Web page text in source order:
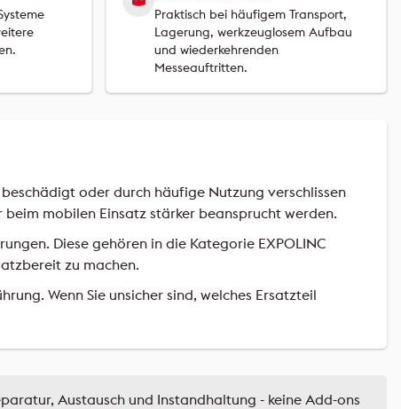
Praktisch bei häufigem Transport,
Lagerung, werkzeuglosem Aufbau
und wiederkehrenden
Messeauftritten.
oder durch häufige Nutzung verschlissen
mobilen Einsatz stärker beansprucht werden.
Diese gehören in die Kategorie EXPOLINC
zu machen.
Wenn Sie unsicher sind, welches Ersatzteil
Austausch und Instandhaltung - keine Add-ons